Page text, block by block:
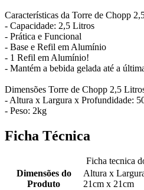
Características da Torre de Chopp
- Capacidade: 2,5 Litros
- Prática e Funcional
- Base e Refil em Alumínio
- 1 Refil em Alumínio!
- Mantém a bebida gelada até a
Dimensões Torre de Chopp 2,5
- Altura x Largura x Profundidade:
- Peso: 2kg
Ficha Técnica
Ficha tecnica
Dimensões do
Produto
Altura x
21cm x 21cm